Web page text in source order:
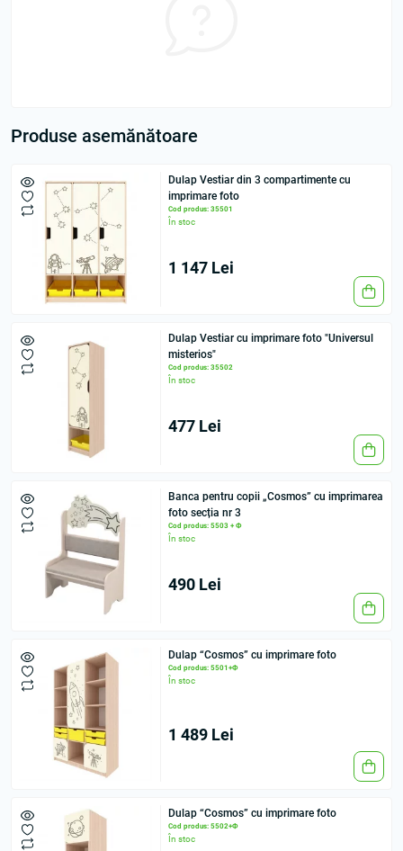
Produse asemănătoare
Dulap Vestiar din 3 compartimente cu
imprimare foto
Cod produs: 35501
În stoc
1 147 Lei
Dulap Vestiar cu imprimare foto "Universul
misterios"
Cod produs: 35502
În stoc
477 Lei
Banca pentru copii „Cosmos” cu imprimarea
foto secția nr 3
Cod produs: 5503 + Ф
În stoc
490 Lei
Dulap “Cosmos” cu imprimare foto
Cod produs: 5501+Ф
În stoc
1 489 Lei
Dulap “Cosmos” cu imprimare foto
Cod produs: 5502+Ф
În stoc